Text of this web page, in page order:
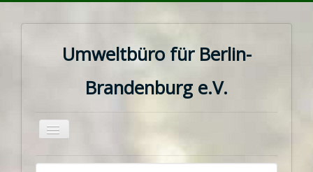
Umweltbüro für Berlin-
Brandenburg e.V.
Navigation